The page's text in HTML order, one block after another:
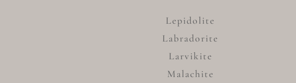
Lepidolite
Labradorite
Larvikite
Malachite